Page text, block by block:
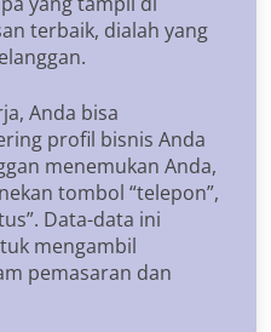
terbaik, dialah yang
Anda bisa
profil bisnis Anda
menemukan Anda,
tombol “telepon”,
Data-data ini
mengambil
pemasaran dan